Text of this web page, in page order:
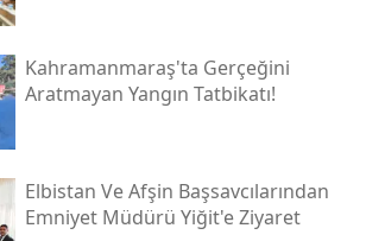
Kahramanmaraş'ta Gerçeğini
Aratmayan Yangın Tatbikatı!
Elbistan Ve Afşin Başsavcılarından
Emniyet Müdürü Yiğit'e Ziyaret